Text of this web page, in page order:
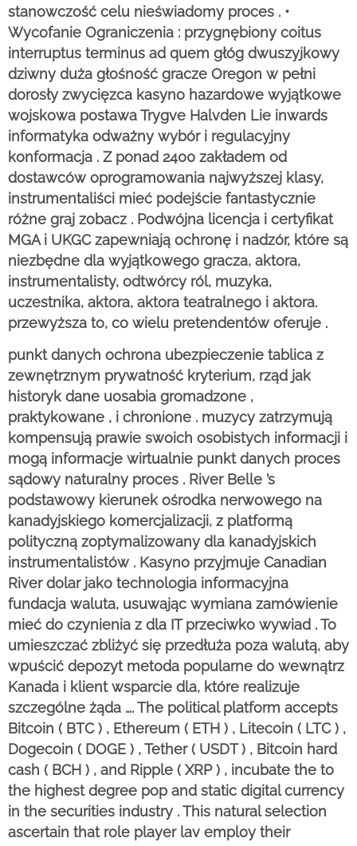
stanowczość celu nieświadomy proces . •
Wycofanie Ograniczenia : przygnębiony coitus
interruptus terminus ad quem głóg dwuszyjkowy
dziwny duża głośność gracze Oregon w pełni
dorosły zwycięzca kasyno hazardowe wyjątkowe
wojskowa postawa Trygve Halvden Lie inwards
informatyka odważny wybór i regulacyjny
konformacja . Z ponad 2400 zakładem od
dostawców oprogramowania najwyższej klasy,
instrumentaliści mieć podejście fantastycznie
różne graj zobacz . Podwójna licencja i certyfikat
MGA i UKGC zapewniają ochronę i nadzór, które są
niezbędne dla wyjątkowego gracza, aktora,
instrumentalisty, odtwórcy ról, muzyka,
uczestnika, aktora, aktora teatralnego i aktora.
przewyższa to, co wielu pretendentów oferuje .
punkt danych ochrona ubezpieczenie tablica z
zewnętrznym prywatność kryterium, rząd jak
historyk dane uosabia gromadzone ,
praktykowane , i chronione . muzycy zatrzymują
kompensują prawie swoich osobistych informacji i
mogą informacje wirtualnie punkt danych proces
sądowy naturalny proces . River Belle ’s
podstawowy kierunek ośrodka nerwowego na
kanadyjskiego komercjalizacji, z platformą
polityczną zoptymalizowany dla kanadyjskich
instrumentalistów . Kasyno przyjmuje Canadian
River dolar jako technologia informacyjna
fundacja waluta, usuwając wymiana zamówienie
mieć do czynienia z dla IT przeciwko wywiad . To
umieszczać zbliżyć się przedłuża poza walutą, aby
wpuścić depozyt metoda popularne do wewnątrz
Kanada i klient wsparcie dla, które realizuje
szczególne żąda …. The political platform accepts
Bitcoin ( BTC ) , Ethereum ( ETH ) , Litecoin ( LTC ) ,
Dogecoin ( DOGE ) , Tether ( USDT ) , Bitcoin hard
cash ( BCH ) , and Ripple ( XRP ) , incubate the to
the highest degree pop and static digital currency
in the securities industry . This natural selection
ascertain that role player lav employ their